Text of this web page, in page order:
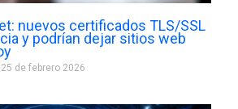
nuevos certificados TLS/SSL
y podrían dejar sitios web
25 de febrero 2026